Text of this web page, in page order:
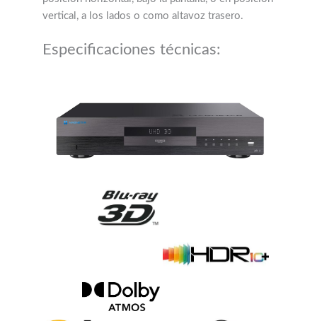
vertical, a los lados o como altavoz trasero.
Especificaciones técnicas: